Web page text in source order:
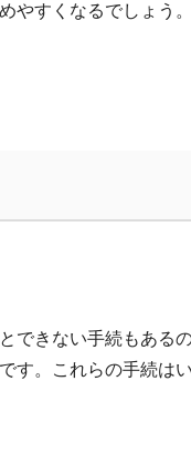
やすくなるでしょう
できない手続もある
す。これらの手続は